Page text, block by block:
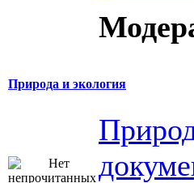
Природа и экология